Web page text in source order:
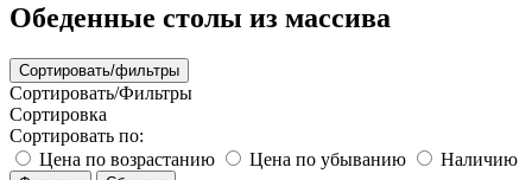
Обеденные столы из массива
Сортировать/фильтры
Сортировать/Фильтры
Сортировка
Сортировать по:
Цена по возрастанию
Цена по убыванию Наличию